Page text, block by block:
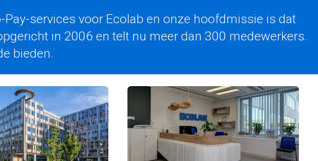
services voor Ecolab en onze hoofdmissie is dat
in 2006 en telt nu meer dan 300 medewerkers.
bieden.